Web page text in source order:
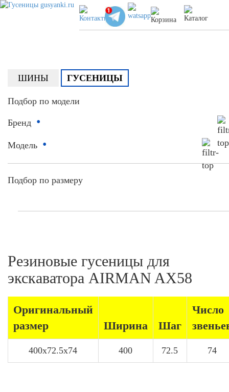
ШИНЫ ГУСЕНИЦЫ
Подбор по модели
Бренд •
Модель •
Подбор по размеру
Резиновые гусеницы для
экскаватора AIRMAN AX58
Оригинальный
размер
Ширина Шаг
Число
400x72.5x74 400 72.5 74